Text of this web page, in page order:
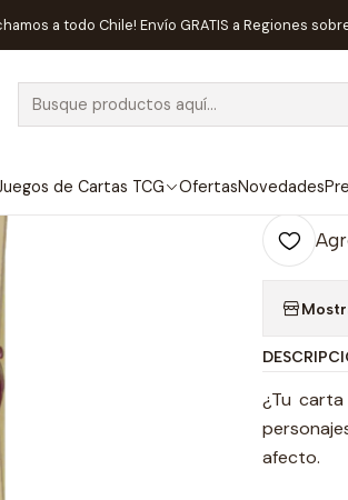
de Cartas TCG OfertasNovedades
a todo Chile! Envío GRATIS a Regiones
Juegos de Mesa Competitivos Love
Love
Cantidad
¿Tu
afecto.